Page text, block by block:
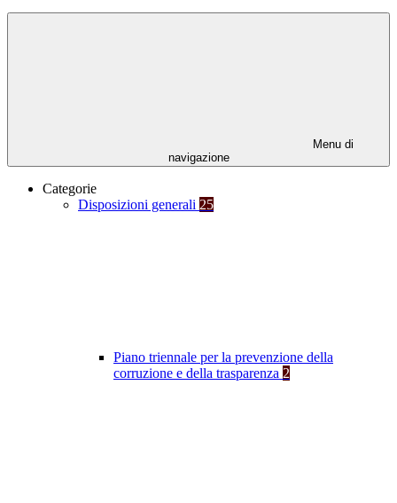
Menu di
navigazione
Categorie
Disposizioni generali 25
Piano triennale per la prevenzione della
corruzione e della trasparenza 2